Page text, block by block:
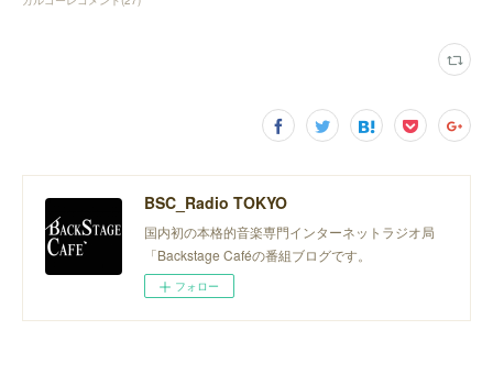
BSC_Radio TOKYO
国内初の本格的音楽専門インターネットラジオ局
「Backstage Caféの番組ブログです。
フォロー